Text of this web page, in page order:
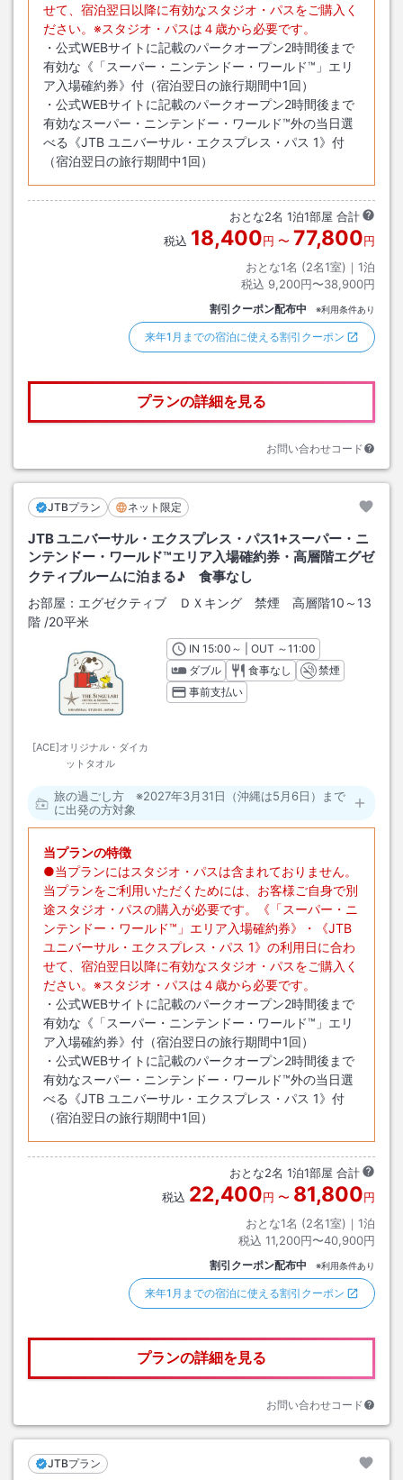
せて、宿泊翌日以降に有効なスタジオ・パスをご購入く
ださい。※スタジオ・パスは４歳から必要です。
・公式WEBサイトに記載のパークオープン2時間後まで
有効な《「スーパー・ニンテンドー・ワールド™」エリ
ア入場確約券》付（宿泊翌日の旅行期間中1回）
・公式WEBサイトに記載のパークオープン2時間後まで
有効なスーパー・ニンテンドー・ワールド™外の当日選
べる《JTB ユニバーサル・エクスプレス・パス 1》付
（宿泊翌日の旅行期間中1回）
おとな2名 1泊1部屋 合計
税込 18,400円 〜 77,800円
おとな1名 (2名1室)｜ 1泊
税込 9,200円〜38,900円
割引クーポン配布中 ※利用条件あり
来年1月までの宿泊に使える割引クーポン
プランの詳細を見る
お問い合わせコード
JTBプラン ネット限定
JTB ユニバーサル・エクスプレス・パス1+スーパー・ニ
ンテンドー・ワールド™エリア入場確約券・高層階エグゼ
クティブルームに泊まる♪ 食事なし
お部屋： エグゼクティブ ＤＸキング 禁煙 高層階10～13
階 /20平米
[ACE]オリジナル・ダイカ
ットタオル
INチェックイン
15:00 ～ | OUT チェックアウト
～11:00
ダブル
食事なし
禁煙
事前支払い
旅の過ごし方 ※2027年3月31日（沖縄は5月6日）まで
に出発の方対象
当プランの特徴
●当プランにはスタジオ・パスは含まれておりません。
当プランをご利用いただくためには、お客様ご自身で別
途スタジオ・パスの購入が必要です。《「スーパー・ニ
ンテンドー・ワールド™」エリア入場確約券》・《JTB
ユニバーサル・エクスプレス・パス 1》の利用日に合わ
せて、宿泊翌日以降に有効なスタジオ・パスをご購入く
ださい。※スタジオ・パスは４歳から必要です。
・公式WEBサイトに記載のパークオープン2時間後まで
有効な《「スーパー・ニンテンドー・ワールド™」エリ
ア入場確約券》付（宿泊翌日の旅行期間中1回）
・公式WEBサイトに記載のパークオープン2時間後まで
有効なスーパー・ニンテンドー・ワールド™外の当日選
べる《JTB ユニバーサル・エクスプレス・パス 1》付
（宿泊翌日の旅行期間中1回）
おとな2名 1泊1部屋 合計
税込 22,400円 〜 81,800円
おとな1名 (2名1室)｜ 1泊
税込 11,200円〜40,900円
割引クーポン配布中 ※利用条件あり
来年1月までの宿泊に使える割引クーポン
プランの詳細を見る
お問い合わせコード
JTBプラン